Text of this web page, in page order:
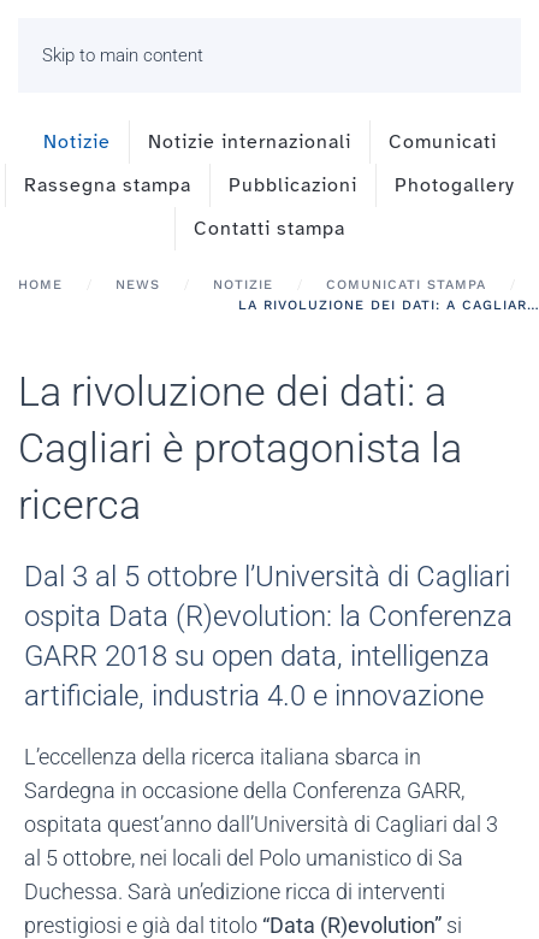
Skip to main content
Notizie Notizie internazionali
Comunicati
Rassegna stampa
Pubblicazioni
Photogallery
Contatti stampa
HOME NEWS NOTIZIE
COMUNICATI STAMPA
LA RIVOLUZIONE DEI DATI: A CAGLIARI È PROTAGONISTA LA RICERCA
La rivoluzione dei dati: a
Cagliari è protagonista la
ricerca
Dal 3 al 5 ottobre l’Università di Cagliari
ospita Data (R)evolution: la Conferenza
GARR 2018 su open data, intelligenza
artificiale, industria 4.0 e innovazione
L’eccellenza della ricerca italiana sbarca in
Sardegna in occasione della Conferenza GARR,
ospitata quest’anno dall’Università di Cagliari dal 3
al 5 ottobre, nei locali del Polo umanistico di Sa
Duchessa. Sarà un’edizione ricca di interventi
prestigiosi e già dal titolo “Data (R)evolution” si